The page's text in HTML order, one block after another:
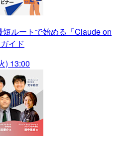
短ルートで始める「Claude on
イド
) 13:00